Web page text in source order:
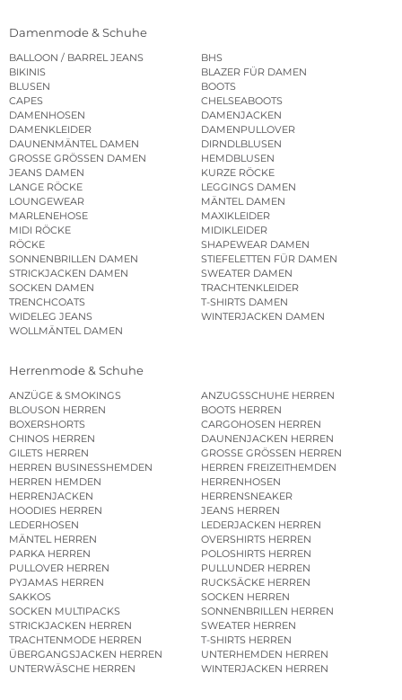
Damenmode & Schuhe
BALLOON / BARREL JEANS
BHS
BIKINIS
BLAZER FÜR DAMEN
BLUSEN
BOOTS
CAPES
CHELSEABOOTS
DAMENHOSEN
DAMENJACKEN
DAMENKLEIDER
DAMENPULLOVER
DAUNENMÄNTEL DAMEN
DIRNDLBLUSEN
GROSSE GRÖSSEN DAMEN
HEMDBLUSEN
JEANS DAMEN
KURZE RÖCKE
LANGE RÖCKE
LEGGINGS DAMEN
LOUNGEWEAR
MÄNTEL DAMEN
MARLENEHOSE
MAXIKLEIDER
MIDI RÖCKE
MIDIKLEIDER
RÖCKE
SHAPEWEAR DAMEN
SONNENBRILLEN DAMEN
STIEFELETTEN FÜR DAMEN
STRICKJACKEN DAMEN
SWEATER DAMEN
SOCKEN DAMEN
TRACHTENKLEIDER
TRENCHCOATS
T-SHIRTS DAMEN
WIDELEG JEANS
WINTERJACKEN DAMEN
WOLLMÄNTEL DAMEN
Herrenmode & Schuhe
ANZÜGE & SMOKINGS
ANZUGSSCHUHE HERREN
BLOUSON HERREN
BOOTS HERREN
BOXERSHORTS
CARGOHOSEN HERREN
CHINOS HERREN
DAUNENJACKEN HERREN
GILETS HERREN
GROSSE GRÖSSEN HERREN
HERREN BUSINESSHEMDEN
HERREN FREIZEITHEMDEN
HERREN HEMDEN
HERRENHOSEN
HERRENJACKEN
HERRENSNEAKER
HOODIES HERREN
JEANS HERREN
LEDERHOSEN
LEDERJACKEN HERREN
MÄNTEL HERREN
OVERSHIRTS HERREN
PARKA HERREN
POLOSHIRTS HERREN
PULLOVER HERREN
PULLUNDER HERREN
PYJAMAS HERREN
RUCKSÄCKE HERREN
SAKKOS
SOCKEN HERREN
SOCKEN MULTIPACKS
SONNENBRILLEN HERREN
STRICKJACKEN HERREN
SWEATER HERREN
TRACHTENMODE HERREN
T-SHIRTS HERREN
ÜBERGANGSJACKEN HERREN
UNTERHEMDEN HERREN
UNTERWÄSCHE HERREN
WINTERJACKEN HERREN